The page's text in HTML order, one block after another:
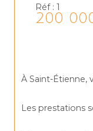
Réf : 1
200
À Saint-Étienne,
Les prestations